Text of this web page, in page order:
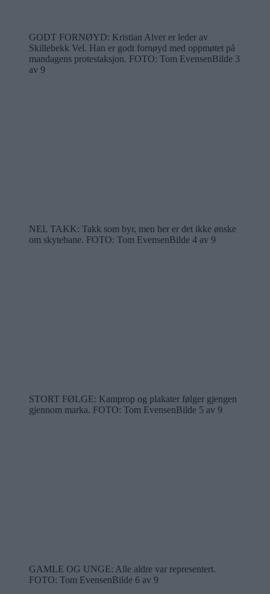
GODT FORNØYD: Kristian Alver er leder av
Skillebekk Vel. Han er godt fornøyd med oppmøtet på
mandagens protestaksjon. FOTO: Tom EvensenBilde 3
av 9
NEI, TAKK: Takk som byr, men her er det ikke ønske
om skytebane. FOTO: Tom EvensenBilde 4 av 9
STORT FØLGE: Kamprop og plakater følger gjengen
gjennom marka. FOTO: Tom EvensenBilde 5 av 9
GAMLE OG UNGE: Alle aldre var representert.
FOTO: Tom EvensenBilde 6 av 9